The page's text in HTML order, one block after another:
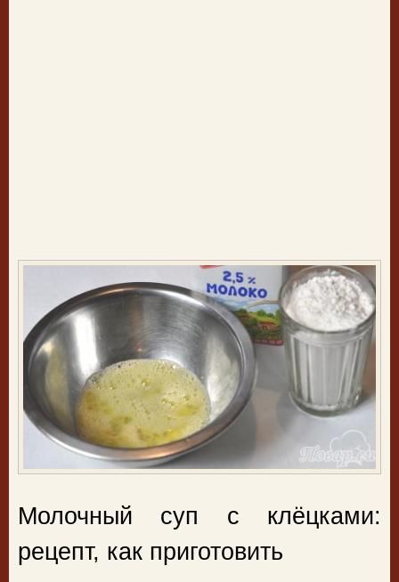
Молочный суп с клёцками:
рецепт, как приготовить